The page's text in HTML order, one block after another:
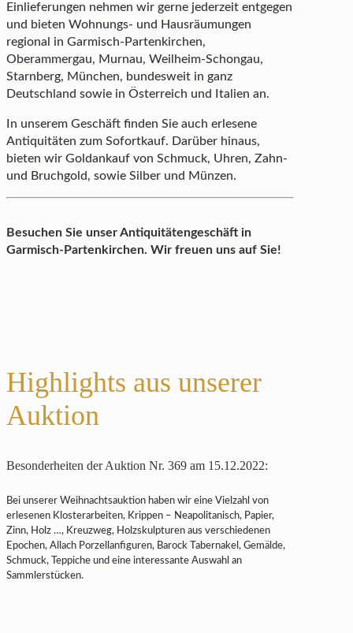
Einlieferungen nehmen wir gerne jederzeit entgegen
und bieten Wohnungs- und Hausräumungen
regional in Garmisch-Partenkirchen,
Oberammergau, Murnau, Weilheim-Schongau,
Starnberg, München, bundesweit in ganz
Deutschland sowie in Österreich und Italien an.
In unserem Geschäft finden Sie auch erlesene
Antiquitäten zum Sofortkauf. Darüber hinaus,
bieten wir Goldankauf von Schmuck, Uhren, Zahn-
und Bruchgold, sowie Silber und Münzen.
Besuchen Sie unser Antiquitätengeschäft in
Garmisch-Partenkirchen. Wir freuen uns auf Sie!
Highlights aus unserer
Auktion
Besonderheiten der Auktion Nr. 369 am 15.12.2022:
Bei unserer Weihnachtsauktion haben wir eine Vielzahl von
erlesenen Klosterarbeiten, Krippen – Neapolitanisch, Papier,
Zinn, Holz …, Kreuzweg, Holzskulpturen aus verschiedenen
Epochen, Allach Porzellanfiguren, Barock Tabernakel, Gemälde,
Schmuck, Teppiche und eine interessante Auswahl an
Sammlerstücken.